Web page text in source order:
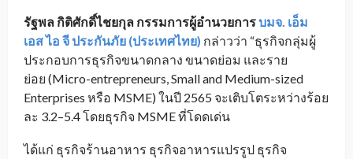
รัฐพล กิติศักดิ์ไชยกุล กรรมการผู้อำนวยการบมจ. เอ็ม
เอส ไอ จี ประกันภัย (ประเทศไทย) กล่าวว่า “ธุรกิจกลุ่มผู้
ประกอบการธุรกิจขนาดกลาง ขนาดย่อม และราย
ย่อย (Micro-entrepreneurs, Small and Medium-sized
Enterprises หรือ MSME) ในปี 2565 จะเติบโตระหว่างร้อย
ละ 3.2–5.4 โดยธุรกิจ MSME ที่โดดเด่น
ได้แก่ ธุรกิจร้านอาหาร ธุรกิจอาหารแปรรูป ธุรกิจ